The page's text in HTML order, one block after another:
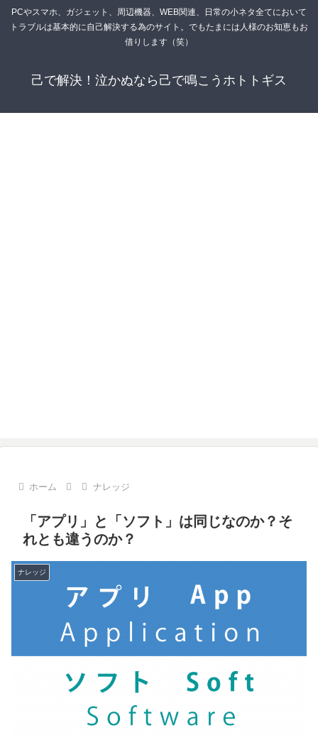
PCやスマホ、ガジェット、周辺機器、WEB関連、日常の小ネタ全てにおいて
トラブルは基本的に自己解決する為のサイト。でもたまには人様のお知恵もお
借りします（笑）
己で解決！泣かぬなら己で鳴こうホトトギス
ホーム ナレッジ
「アプリ」と「ソフト」は同じなのか？そ
れとも違うのか？
ナレッジ